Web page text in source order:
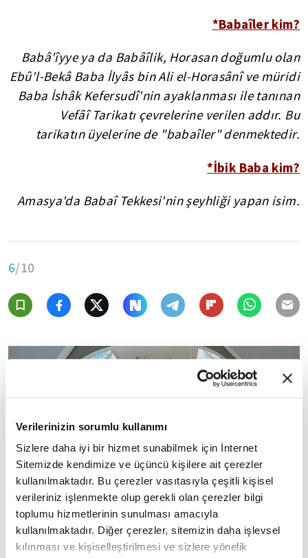
Verilerinizin sorumlu kullanımı
Sizlere daha iyi bir hizmet sunabilmek için İnternet
Sitemizde kendimize ve üçüncü kişilere ait çerezler
kullanılmaktadır. Bu çerezler vasıtasıyla çeşitli kişisel
verileriniz işlenmekte olup gerekli olan çerezler bilgi
toplumu hizmetlerinin sunulması amacıyla
kullanılmaktadır. Diğer çerezler, sitemizin daha işlevsel
kılınması ve kişiselleştirilmesi ve sizlere yönelik
*Babaîler kim?
Babâ'îyye ya da Babâîlik, Horasan doğumlu olan
Ebû'l-Bekâ Baba İlyâs bin Ali el-Horasânî ve müridi
Baba İshâk Kefersudî'nin ayaklanması ile tanınan
Vefâî Tarikatı çevrelerine verilen addır. Bu
tarikatın üyelerine de "babaîler" denmektedir.
*İbik Baba kim?
Amasya'da Babaî Tekkesi'nin şeyhliği yapan isim.
6/10